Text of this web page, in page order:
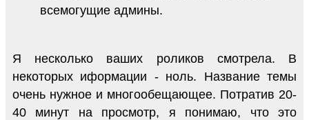
всемогущие админы.
Я несколько ваших роликов смотрела. В
некоторых иформации - ноль. Название темы
очень нужное и многообещающее. Потратив 20-
40 минут на просмотр, я понимаю, что это